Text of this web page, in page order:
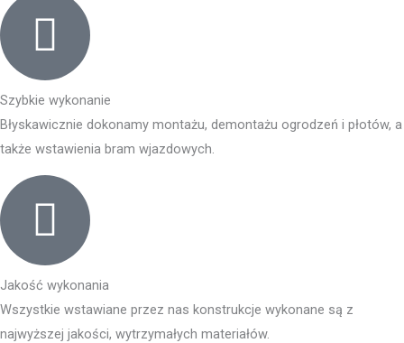
Szybkie wykonanie
Błyskawicznie dokonamy montażu, demontażu ogrodzeń i płotów, a
także wstawienia bram wjazdowych.
Jakość wykonania
Wszystkie wstawiane przez nas konstrukcje wykonane są z
najwyższej jakości, wytrzymałych materiałów.